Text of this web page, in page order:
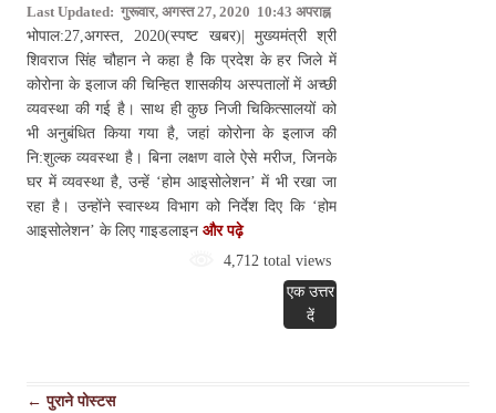
Last Updated: गुरूवार, अगस्त 27, 2020 10:43 अपराह्न
भोपाल:27,अगस्त, 2020(स्पष्ट खबर)| मुख्यमंत्री श्री
शिवराज सिंह चौहान ने कहा है कि प्रदेश के हर जिले में
कोरोना के इलाज की चिन्हित शासकीय अस्पतालों में अच्छी
व्यवस्था की गई है। साथ ही कुछ निजी चिकित्सालयों को
भी अनुबंधित किया गया है, जहां कोरोना के इलाज की
नि:शुल्क व्यवस्था है। बिना लक्षण वाले ऐसे मरीज, जिनके
घर में व्यवस्था है, उन्हें ‘होम आइसोलेशन’ में भी रखा जा
रहा है। उन्होंने स्वास्थ्य विभाग को निर्देश दिए कि ‘होम
आइसोलेशन’ के लिए गाइडलाइन और पढ़े
4,712 total views
एक उत्तर
दें
पोस्ट
← पुराने पोस्टस